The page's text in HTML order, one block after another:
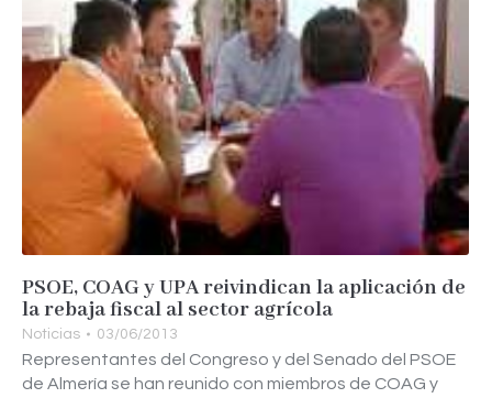
PSOE, COAG y UPA reivindican la aplicación de
la rebaja fiscal al sector agrícola
Noticias 03/06/2013
Representantes del Congreso y del Senado del PSOE
de Almería se han reunido con miembros de COAG y